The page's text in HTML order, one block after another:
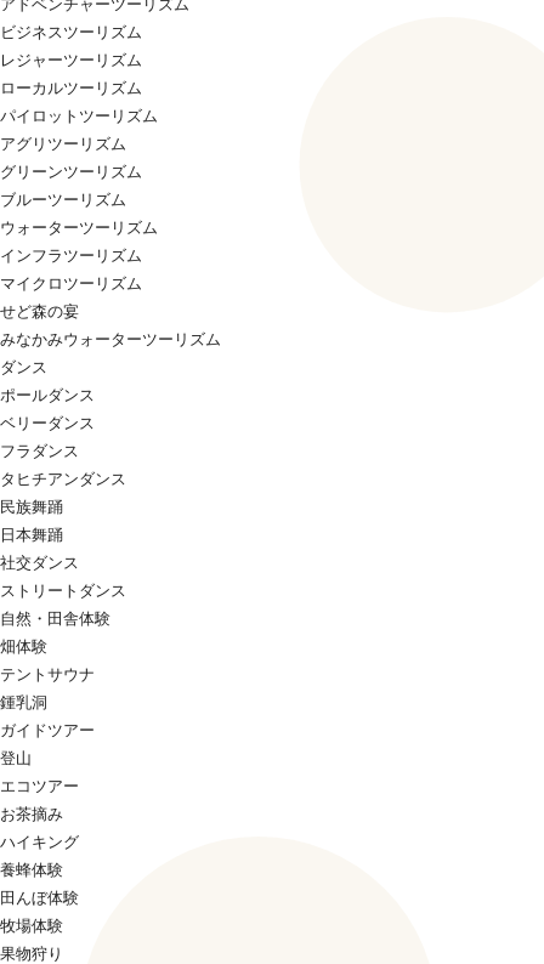
アドベンチャーツーリズム
ビジネスツーリズム
レジャーツーリズム
ローカルツーリズム
パイロットツーリズム
アグリツーリズム
グリーンツーリズム
ブルーツーリズム
ウォーターツーリズム
インフラツーリズム
マイクロツーリズム
せど森の宴
みなかみウォーターツーリズム
ダンス
ポールダンス
ベリーダンス
フラダンス
タヒチアンダンス
民族舞踊
日本舞踊
社交ダンス
ストリートダンス
自然・田舎体験
畑体験
テントサウナ
鍾乳洞
ガイドツアー
登山
エコツアー
お茶摘み
ハイキング
養蜂体験
田んぼ体験
牧場体験
果物狩り